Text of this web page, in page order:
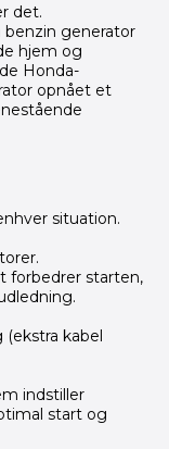
det.
benzin generator
hjem og
Honda-
opnået et
situation.
forbedrer starten,
(ekstra kabel
indstiller
start og